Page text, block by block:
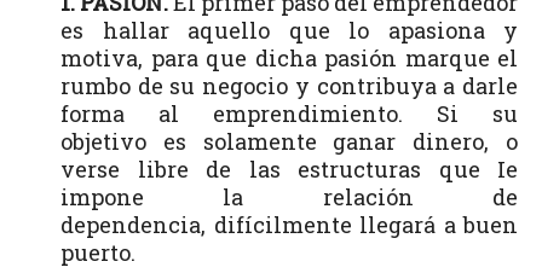
es hallar aquello que lo apasiona y
motiva, para que dicha pasión marque el
rumbo de su negocio y contribuya a darle
forma al emprendimiento. Si su
objetivo es solamente ganar dinero, o
verse libre de las estructuras que Ie
impone la relación de
dependencia, difícilmente llegará a buen
puerto.